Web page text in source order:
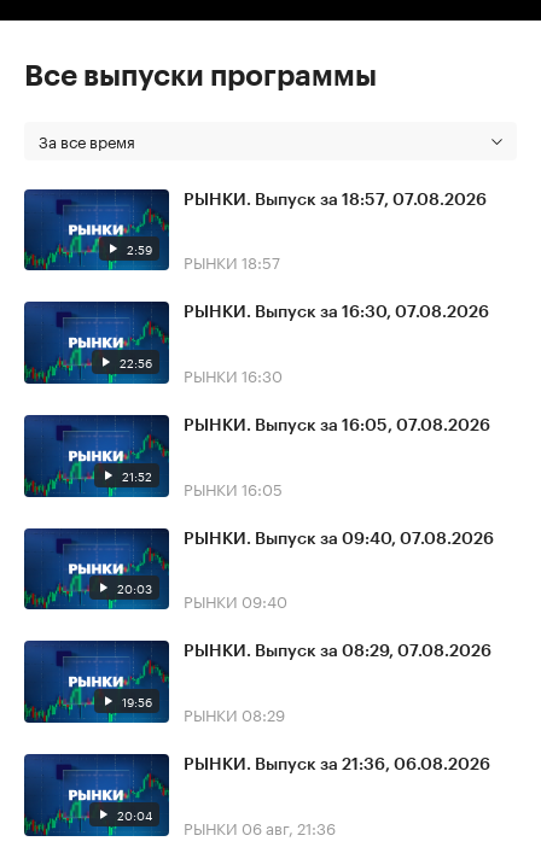
Все выпуски программы
За все время
2:59
РЫНКИ. Выпуск за 18:57, 07.08.2026
РЫНКИ 18:57
22:56
РЫНКИ. Выпуск за 16:30, 07.08.2026
РЫНКИ 16:30
21:52
РЫНКИ. Выпуск за 16:05, 07.08.2026
РЫНКИ 16:05
20:03
РЫНКИ. Выпуск за 09:40, 07.08.2026
РЫНКИ 09:40
19:56
РЫНКИ. Выпуск за 08:29, 07.08.2026
РЫНКИ 08:29
20:04
РЫНКИ. Выпуск за 21:36, 06.08.2026
РЫНКИ 06 авг, 21:36